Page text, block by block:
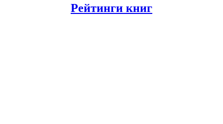
Рейтинги книг